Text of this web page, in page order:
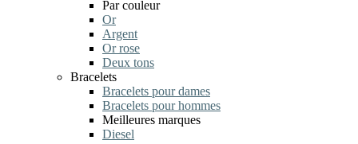
Par couleur
Or
Argent
Or rose
Deux tons
Bracelets
Bracelets pour dames
Bracelets pour hommes
Meilleures marques
Diesel